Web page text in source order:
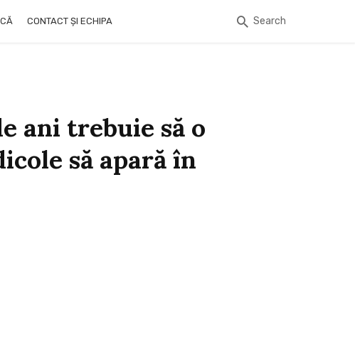
CONTACT ȘI ECHIPA Search
ani trebuie să o
să apară în